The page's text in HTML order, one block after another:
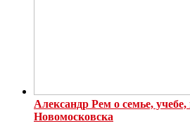
Александр Рем о семье,
Новомосковска